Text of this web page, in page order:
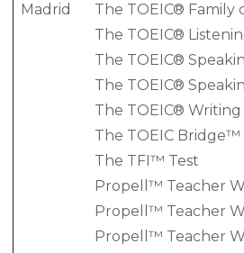
Madrid
The TOEIC® Family
The TOEIC®
The TOEIC®
The TOEIC®
The TOEIC® Writing
The TOEIC Bridge™
The TFI™ Test
Propell™ Teacher
Propell™ Teacher
Propell™ Teacher